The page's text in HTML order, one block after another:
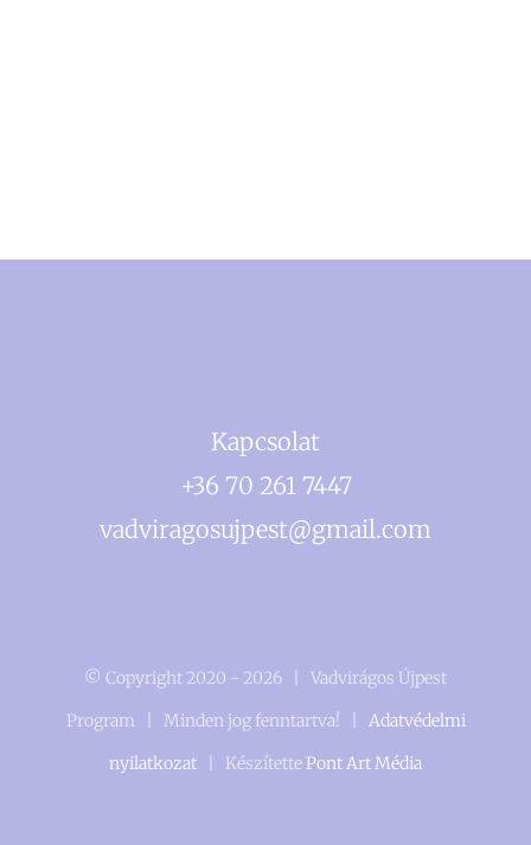
Kapcsolat
+36 70 261 7447
vadviragosujpest@gmail.com
© Copyright 2020 - 2026 | Vadvirágos Újpest
Program | Minden jog fenntartva! | Adatvédelmi
nyilatkozat | Készítette Pont Art Média